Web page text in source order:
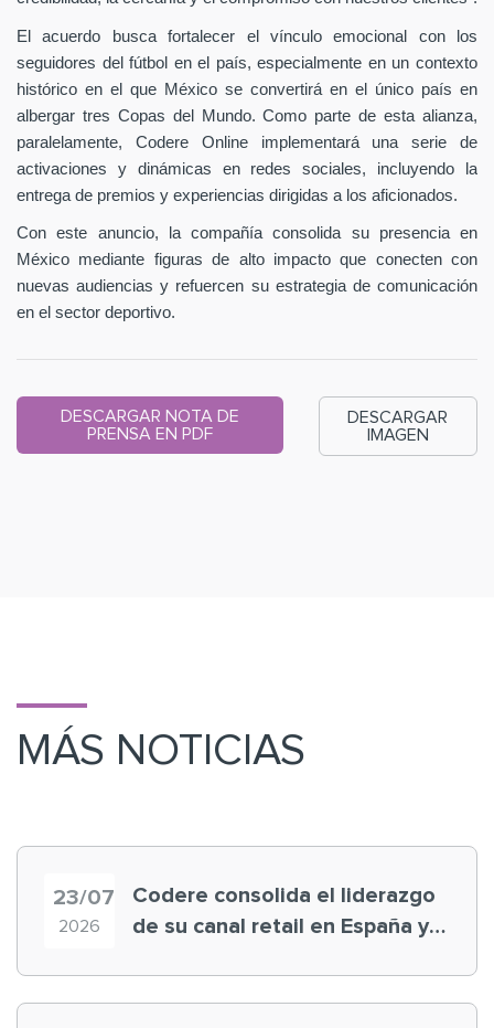
El acuerdo busca fortalecer el vínculo emocional con los
seguidores del fútbol en el país, especialmente en un contexto
histórico en el que México se convertirá en el único país en
albergar tres Copas del Mundo. Como parte de esta alianza,
paralelamente, Codere Online implementará una serie de
activaciones y dinámicas en redes sociales, incluyendo la
entrega de premios y experiencias dirigidas a los aficionados.
Con este anuncio, la compañía consolida su presencia en
México mediante figuras de alto impacto que conecten con
nuevas audiencias y refuercen su estrategia de comunicación
en el sector deportivo.
DESCARGAR NOTA DE
PRENSA EN PDF
DESCARGAR
IMAGEN
MÁS NOTICIAS
23/07
2026
Codere consolida el liderazgo
de su canal retail en España y